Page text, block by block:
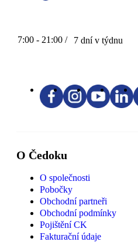
7:00 - 21:00 / 7 dní v týdnu
O Čedoku
O společnosti
Pobočky
Obchodní partneři
Obchodní podmínky
Pojištění CK
Fakturační údaje